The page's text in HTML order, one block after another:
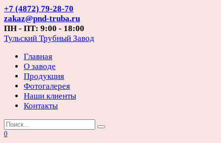
Перейти
к
содержанию
+7 (4872) 79-28-70
zakaz@pnd-truba.ru
ПН - ПТ: 9:00 - 18:00
Тульский Трубный Завод
Главная
О заводе
Продукция
Фотогалерея
Наши клиенты
Контакты
Search
for:
0